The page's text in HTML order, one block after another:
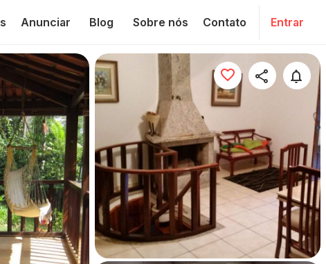
Anunciar Blog Sobre nós Contato Entrar